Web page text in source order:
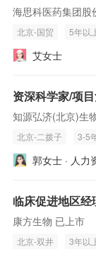
海思科医药集团股
北京-国贸 5年以
艾女士
知源弘济(北京)生
北京-二拨子 3-5
郭女士 · 人力
康方生物 已上市
北京-双井 3年以